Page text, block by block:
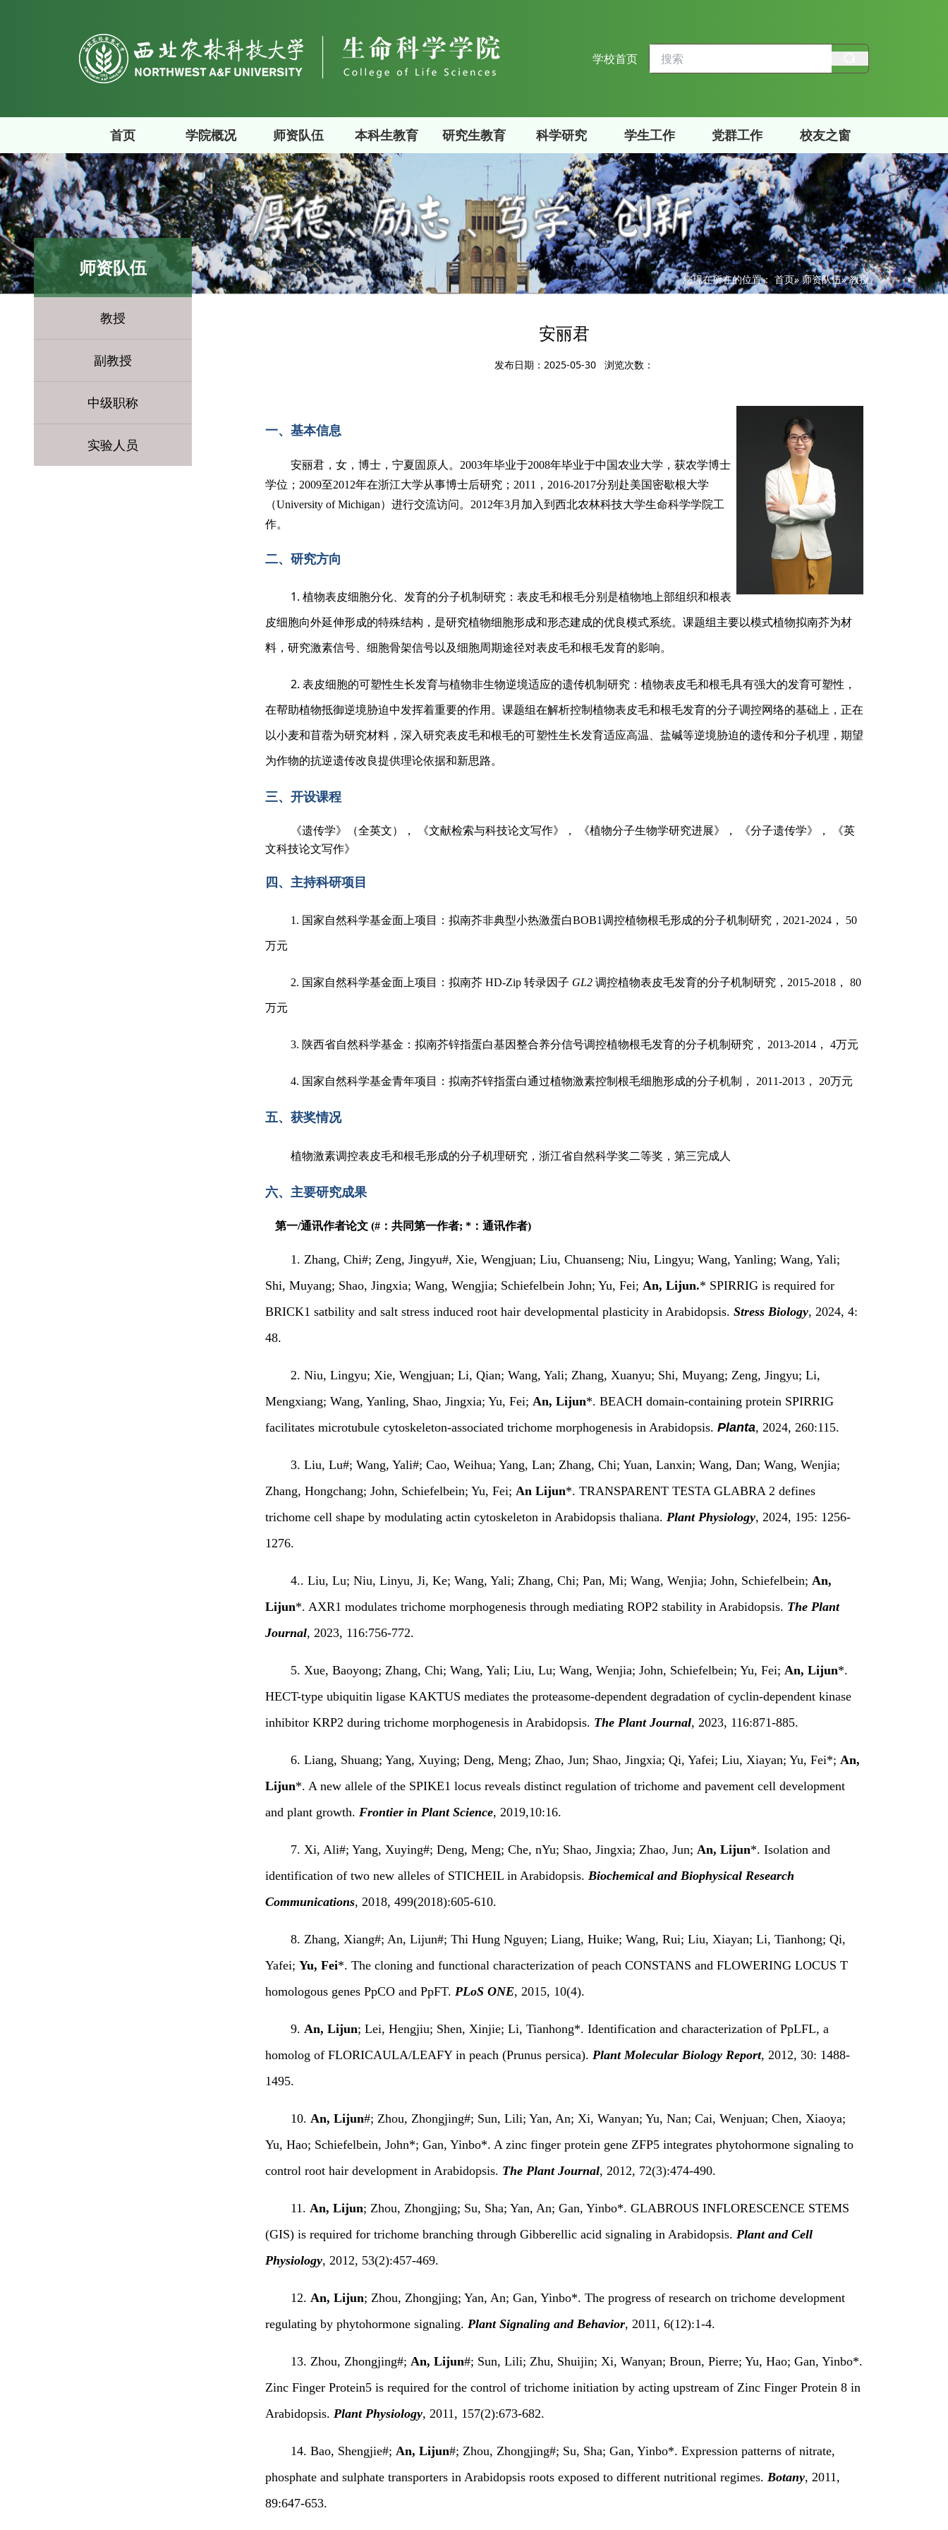
学校首页
首页 学院概况 师资队伍 本科生教育 研究生教育 科学研究 学生工作 党群工作 校友之窗
师资队伍
教授
副教授
中级职称
实验人员
您现在所在的位置：首页»师资队伍» 教授
安丽君
发布日期：2025-05-30 浏览次数：
一、基本信息
安丽君，女，博士，宁夏固原人。2003年毕业于2008年毕业于中国农业大学，获农学博士
学位；2009至2012年在浙江大学从事博士后研究；2011，2016-2017分别赴美国密歇根大学
（University of Michigan）进行交流访问。2012年3月加入到西北农林科技大学生命科学学院工
作。
二、研究方向
1. 植物表皮细胞分化、发育的分子机制研究：表皮毛和根毛分别是植物地上部组织和根表
皮细胞向外延伸形成的特殊结构，是研究植物细胞形成和形态建成的优良模式系统。课题组主要以模式植物拟南芥为材
料，研究激素信号、细胞骨架信号以及细胞周期途径对表皮毛和根毛发育的影响。
2. 表皮细胞的可塑性生长发育与植物非生物逆境适应的遗传机制研究：植物表皮毛和根毛具有强大的发育可塑性，
在帮助植物抵御逆境胁迫中发挥着重要的作用。课题组在解析控制植物表皮毛和根毛发育的分子调控网络的基础上，正在
以小麦和苜蓿为研究材料，深入研究表皮毛和根毛的可塑性生长发育适应高温、盐碱等逆境胁迫的遗传和分子机理，期望
为作物的抗逆遗传改良提供理论依据和新思路。
三、开设课程
《遗传学》（全英文）， 《文献检索与科技论文写作》， 《植物分子生物学研究进展》， 《分子遗传学》， 《英
文科技论文写作》
四、主持科研项目
1. 国家自然科学基金面上项目：拟南芥非典型小热激蛋白BOB1调控植物根毛形成的分子机制研究，2021-2024， 50
万元
2. 国家自然科学基金面上项目：拟南芥 HD-Zip 转录因子 GL2 调控植物表皮毛发育的分子机制研究，2015-2018， 80
万元
3. 陕西省自然科学基金：拟南芥锌指蛋白基因整合养分信号调控植物根毛发育的分子机制研究， 2013-2014， 4万元
4. 国家自然科学基金青年项目：拟南芥锌指蛋白通过植物激素控制根毛细胞形成的分子机制， 2011-2013， 20万元
五、获奖情况
植物激素调控表皮毛和根毛形成的分子机理研究，浙江省自然科学奖二等奖，第三完成人
六、主要研究成果
第一/通讯作者论文 (#：共同第一作者; *：通讯作者)
1. Zhang, Chi#; Zeng, Jingyu#, Xie, Wengjuan; Liu, Chuanseng; Niu, Lingyu; Wang, Yanling; Wang, Yali;
Shi, Muyang; Shao, Jingxia; Wang, Wengjia; Schiefelbein John; Yu, Fei; An, Lijun.* SPIRRIG is required for
BRICK1 satbility and salt stress induced root hair developmental plasticity in Arabidopsis. Stress Biology, 2024, 4:
48.
2. Niu, Lingyu; Xie, Wengjuan; Li, Qian; Wang, Yali; Zhang, Xuanyu; Shi, Muyang; Zeng, Jingyu; Li,
Mengxiang; Wang, Yanling, Shao, Jingxia; Yu, Fei; An, Lijun*. BEACH domain-containing protein SPIRRIG
facilitates microtubule cytoskeleton-associated trichome morphogenesis in Arabidopsis. Planta, 2024, 260:115.
3. Liu, Lu#; Wang, Yali#; Cao, Weihua; Yang, Lan; Zhang, Chi; Yuan, Lanxin; Wang, Dan; Wang, Wenjia;
Zhang, Hongchang; John, Schiefelbein; Yu, Fei; An Lijun*. TRANSPARENT TESTA GLABRA 2 defines
trichome cell shape by modulating actin cytoskeleton in Arabidopsis thaliana. Plant Physiology, 2024, 195: 1256-
1276.
4.. Liu, Lu; Niu, Linyu, Ji, Ke; Wang, Yali; Zhang, Chi; Pan, Mi; Wang, Wenjia; John, Schiefelbein; An,
Lijun*. AXR1 modulates trichome morphogenesis through mediating ROP2 stability in Arabidopsis. The Plant
Journal, 2023, 116:756-772.
5. Xue, Baoyong; Zhang, Chi; Wang, Yali; Liu, Lu; Wang, Wenjia; John, Schiefelbein; Yu, Fei; An, Lijun*.
HECT-type ubiquitin ligase KAKTUS mediates the proteasome-dependent degradation of cyclin-dependent kinase
inhibitor KRP2 during trichome morphogenesis in Arabidopsis. The Plant Journal, 2023, 116:871-885.
6. Liang, Shuang; Yang, Xuying; Deng, Meng; Zhao, Jun; Shao, Jingxia; Qi, Yafei; Liu, Xiayan; Yu, Fei*; An,
Lijun*. A new allele of the SPIKE1 locus reveals distinct regulation of trichome and pavement cell development
and plant growth. Frontier in Plant Science, 2019,10:16.
7. Xi, Ali#; Yang, Xuying#; Deng, Meng; Che, nYu; Shao, Jingxia; Zhao, Jun; An, Lijun*. Isolation and
identification of two new alleles of STICHEIL in Arabidopsis. Biochemical and Biophysical Research
Communications, 2018, 499(2018):605-610.
8. Zhang, Xiang#; An, Lijun#; Thi Hung Nguyen; Liang, Huike; Wang, Rui; Liu, Xiayan; Li, Tianhong; Qi,
Yafei; Yu, Fei*. The cloning and functional characterization of peach CONSTANS and FLOWERING LOCUS T
homologous genes PpCO and PpFT. PLoS ONE, 2015, 10(4).
9. An, Lijun; Lei, Hengjiu; Shen, Xinjie; Li, Tianhong*. Identification and characterization of PpLFL, a
homolog of FLORICAULA/LEAFY in peach (Prunus persica). Plant Molecular Biology Report, 2012, 30: 1488-
1495.
10. An, Lijun#; Zhou, Zhongjing#; Sun, Lili; Yan, An; Xi, Wanyan; Yu, Nan; Cai, Wenjuan; Chen, Xiaoya;
Yu, Hao; Schiefelbein, John*; Gan, Yinbo*. A zinc finger protein gene ZFP5 integrates phytohormone signaling to
control root hair development in Arabidopsis. The Plant Journal, 2012, 72(3):474-490.
11. An, Lijun; Zhou, Zhongjing; Su, Sha; Yan, An; Gan, Yinbo*. GLABROUS INFLORESCENCE STEMS
(GIS) is required for trichome branching through Gibberellic acid signaling in Arabidopsis. Plant and Cell
Physiology, 2012, 53(2):457-469.
12. An, Lijun; Zhou, Zhongjing; Yan, An; Gan, Yinbo*. The progress of research on trichome development
regulating by phytohormone signaling. Plant Signaling and Behavior, 2011, 6(12):1-4.
13. Zhou, Zhongjing#; An, Lijun#; Sun, Lili; Zhu, Shuijin; Xi, Wanyan; Broun, Pierre; Yu, Hao; Gan, Yinbo*.
Zinc Finger Protein5 is required for the control of trichome initiation by acting upstream of Zinc Finger Protein 8 in
Arabidopsis. Plant Physiology, 2011, 157(2):673-682.
14. Bao, Shengjie#; An, Lijun#; Zhou, Zhongjing#; Su, Sha; Gan, Yinbo*. Expression patterns of nitrate,
phosphate and sulphate transporters in Arabidopsis roots exposed to different nutritional regimes. Botany, 2011,
89:647-653.